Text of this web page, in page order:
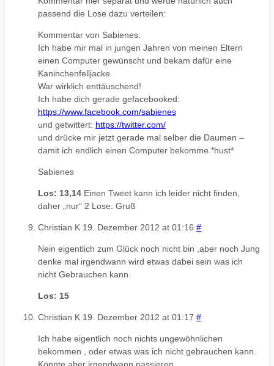
passend die Lose dazu verteilen:
Kommentar von Sabienes:
Ich habe mir mal in jungen Jahren von meinen Eltern
einen Computer gewünscht und bekam dafür eine
Kaninchenfelljacke.
War wirklich enttäuschend!
Ich habe dich gerade gefacebooked:
https://www.facebook.com/sabienes
und getwittert: https://twitter.com/
und drücke mir jetzt gerade mal selber die Daumen –
damit ich endlich einen Computer bekomme *hust*
Sabienes
Los: 13,14 Einen Tweet kann ich leider nicht finden,
daher „nur“ 2 Lose. Gruß
Christian K 19. Dezember 2012 at 01:16 #
Nein eigentlich zum Glück noch nicht bin ,aber noch Jung
denke mal irgendwann wird etwas dabei sein was ich
nicht Gebrauchen kann.
Los: 15
Christian K 19. Dezember 2012 at 01:17 #
Ich habe eigentlich noch nichts ungewöhnlichen
bekommen , oder etwas was ich nicht gebrauchen kann.